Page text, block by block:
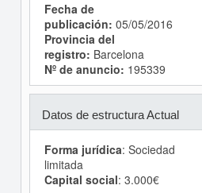
Fecha de
publicación: 05/05/2016
Provincia del
registro: Barcelona
Nº de anuncio: 195339
Datos de estructura Actual
Forma jurídica: Sociedad
limitada
Capital social: 3.000€